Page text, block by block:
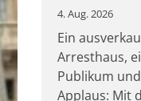
4. Aug. 2026
Ein
Arresthaus,
Publikum
Applaus: Mit